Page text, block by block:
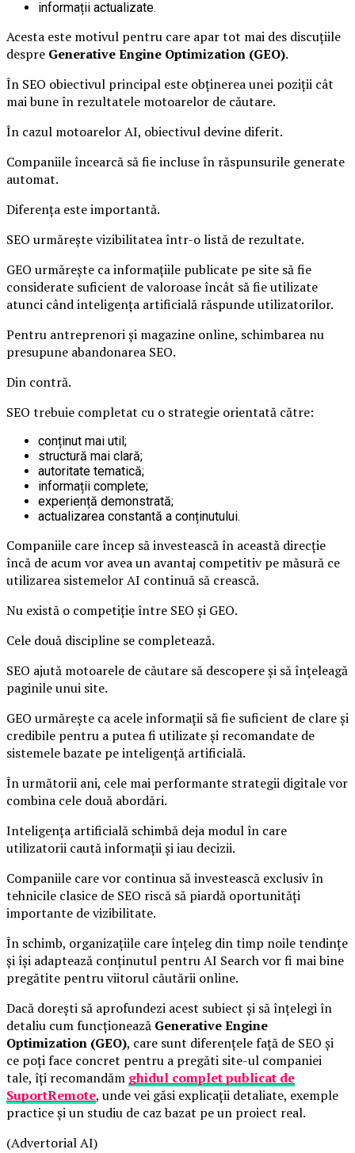
informații actualizate.
Acesta este motivul pentru care apar tot mai des discuțiile
despre Generative Engine Optimization (GEO).
În SEO obiectivul principal este obținerea unei poziții cât
mai bune în rezultatele motoarelor de căutare.
În cazul motoarelor AI, obiectivul devine diferit.
Companiile încearcă să fie incluse în răspunsurile generate
automat.
Diferența este importantă.
SEO urmărește vizibilitatea într-o listă de rezultate.
GEO urmărește ca informațiile publicate pe site să fie
considerate suficient de valoroase încât să fie utilizate
atunci când inteligența artificială răspunde utilizatorilor.
Pentru antreprenori și magazine online, schimbarea nu
presupune abandonarea SEO.
Din contră.
SEO trebuie completat cu o strategie orientată către:
conținut mai util;
structură mai clară;
autoritate tematică;
informații complete;
experiență demonstrată;
actualizarea constantă a conținutului.
Companiile care încep să investească în această direcție
încă de acum vor avea un avantaj competitiv pe măsură ce
utilizarea sistemelor AI continuă să crească.
Nu există o competiție între SEO și GEO.
Cele două discipline se completează.
SEO ajută motoarele de căutare să descopere și să înțeleagă
paginile unui site.
GEO urmărește ca acele informații să fie suficient de clare și
credibile pentru a putea fi utilizate și recomandate de
sistemele bazate pe inteligență artificială.
În următorii ani, cele mai performante strategii digitale vor
combina cele două abordări.
Inteligența artificială schimbă deja modul în care
utilizatorii caută informații și iau decizii.
Companiile care vor continua să investească exclusiv în
tehnicile clasice de SEO riscă să piardă oportunități
importante de vizibilitate.
În schimb, organizațiile care înțeleg din timp noile tendințe
și își adaptează conținutul pentru AI Search vor fi mai bine
pregătite pentru viitorul căutării online.
Dacă dorești să aprofundezi acest subiect și să înțelegi în
detaliu cum funcționează Generative Engine
Optimization (GEO), care sunt diferențele față de SEO și
ce poți face concret pentru a pregăti site-ul companiei
tale, îți recomandăm ghidul complet publicat de
SuportRemote, unde vei găsi explicații detaliate, exemple
practice și un studiu de caz bazat pe un proiect real.
(Advertorial AI)